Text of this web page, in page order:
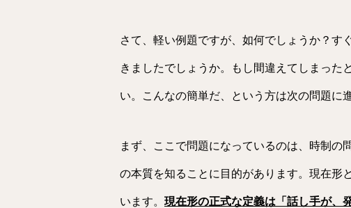
さて、軽い例題ですが、如何でしょうか？す
きましたでしょうか。もし間違えてしまった
い。こんなの簡単だ、という方は次の問題に
まず、ここで問題になっているのは、時制
の本質を知ることに目的があります。現在形
います。 現在形の正式な定義は「話し手が、